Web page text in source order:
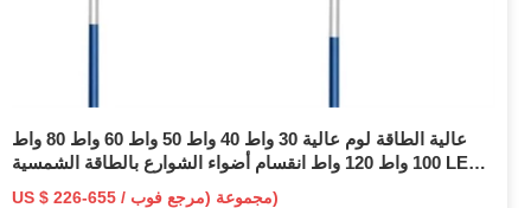
عالية الطاقة لوم عالية 30 واط 40 واط 50 واط 60 واط 80 واط
100 واط 120 واط انقسام أضواء الشوارع بالطاقة الشمسية LED
مصباح إضاءة الطريق السريع
US $ 226-655 / مجموعة (مرجع فوب)